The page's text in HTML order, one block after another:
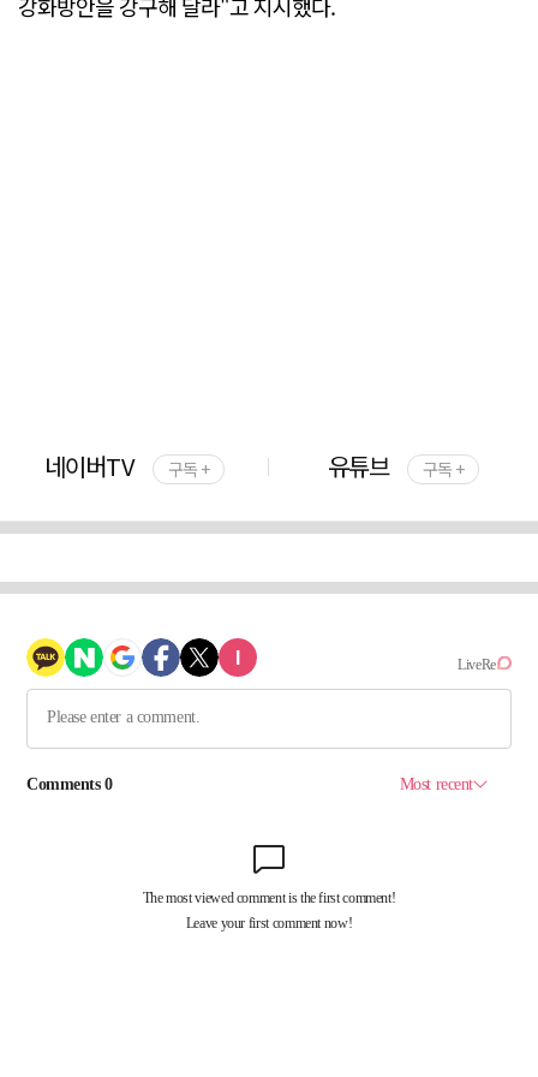
강화방안을 강구해 달라"고 지시했다.
네이버TV 구독 + 유튜브 구독 +